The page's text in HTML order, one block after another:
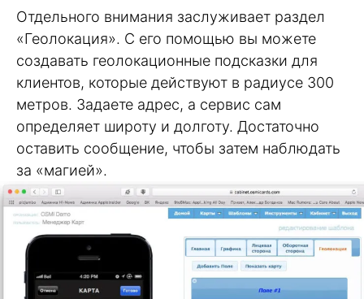
Отдельного внимания заслуживает раздел
«Геолокация». С его помощью вы можете
создавать геолокационные подсказки для
клиентов, которые действуют в радиусе 300
метров. Задаете адрес, а сервис сам
определяет широту и долготу. Достаточно
оставить сообщение, чтобы затем наблюдать
за «магией».